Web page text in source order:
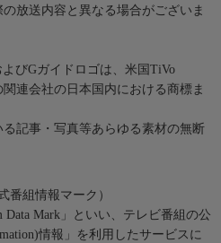
放送内容と異なる場合がございま
びGガイドロゴは、米国TiVo
連会社の日本国内における商標ま
記事・写真等あらゆる素材の無断
番組情報マーク）
Data Mark」といい、テレビ番組の公
情報」を利用したサービスに